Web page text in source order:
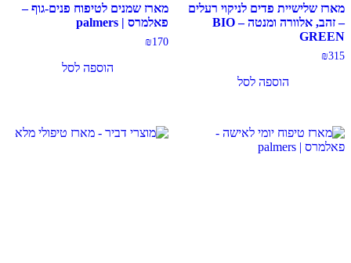
מארז שלישיית פדים לניקוי רעלים
– זהב, אלוורה ומנטה – BIO
GREEN
₪315
הוספה לסל
מארז שמנים לטיפוח פנים-גוף –
פאלמרס | palmers
₪170
הוספה לסל